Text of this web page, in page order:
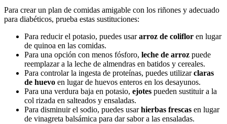
Para crear un plan de comidas amigable con los riñones y adecuado
para diabéticos, prueba estas sustituciones:
Para reducir el potasio, puedes usararroz de coliflor en lugar
de quinoa en las comidas.
Para una opción con menos fósforo, leche de arroz puede
reemplazar a la leche de almendras en batidos y cereales.
Para controlar la ingesta de proteínas, puedes utilizarclaras
de huevo en lugar de huevos enteros en los desayunos.
Para una verdura baja en potasio, ejotes pueden sustituir a la
col rizada en salteados y ensaladas.
Para disminuir el sodio, puedes usarhierbas frescas en lugar
de vinagreta balsámica para dar sabor a las ensaladas.